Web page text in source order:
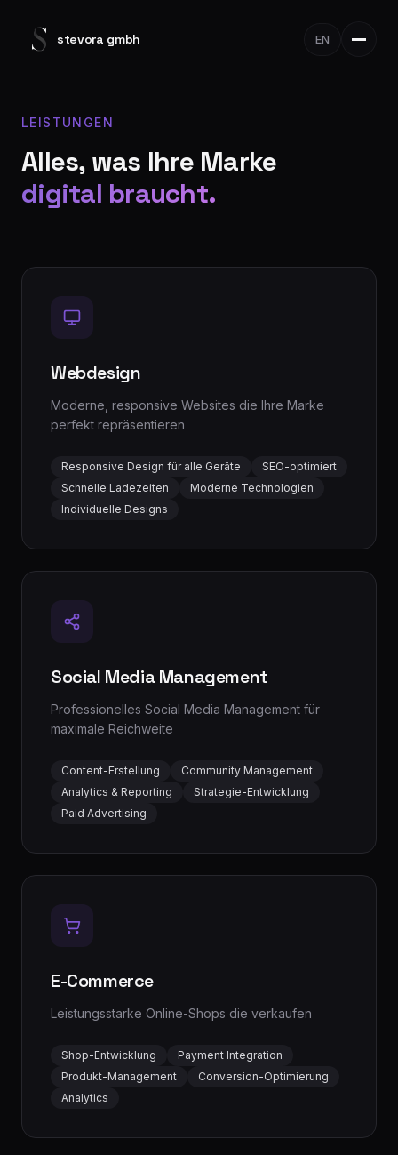
stevora gmbh EN
LEISTUNGEN
Alles, was Ihre Marke
digital braucht.
Webdesign
Moderne, responsive Websites die Ihre Marke
perfekt repräsentieren
Responsive Design für alle Geräte
SEO-optimiert
Schnelle Ladezeiten
Moderne Technologien
Individuelle Designs
Social Media Management
Professionelles Social Media Management für
maximale Reichweite
Content-Erstellung
Community Management
Analytics & Reporting
Strategie-Entwicklung
Paid Advertising
E-Commerce
Leistungsstarke Online-Shops die verkaufen
Shop-Entwicklung
Payment Integration
Produkt-Management
Conversion-Optimierung
Analytics